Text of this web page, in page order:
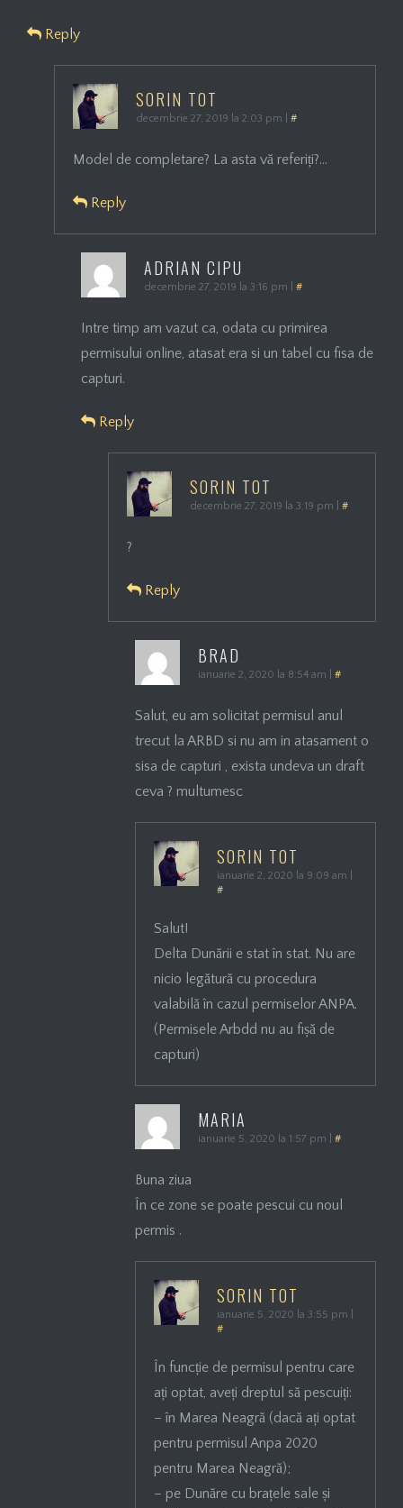
Reply
SORIN TOT
decembrie 27, 2019 la 2:03 pm #
Model de completare? La asta vă referiți?…
Reply
ADRIAN CIPU
decembrie 27, 2019 la 3:16 pm #
Intre timp am vazut ca, odata cu primirea
permisului online, atasat era si un tabel cu fisa de
capturi.
Reply
SORIN TOT
decembrie 27, 2019 la 3:19 pm #
?
Reply
BRAD
ianuarie 2, 2020 la 8:54 am #
Salut, eu am solicitat permisul anul
trecut la ARBD si nu am in atasament o
sisa de capturi , exista undeva un draft
ceva ? multumesc
SORIN TOT
ianuarie 2, 2020 la 9:09 am
#
Salut!
Delta Dunării e stat în stat. Nu are
nicio legătură cu procedura
valabilă în cazul permiselor ANPA.
(Permisele Arbdd nu au fișă de
capturi)
MARIA
ianuarie 5, 2020 la 1:57 pm #
Buna ziua
În ce zone se poate pescui cu noul
permis .
SORIN TOT
ianuarie 5, 2020 la 3:55 pm
#
În funcție de permisul pentru care
ați optat, aveți dreptul să pescuiți:
– în Marea Neagră (dacă ați optat
pentru permisul Anpa 2020
pentru Marea Neagră);
– pe Dunăre cu brațele sale și